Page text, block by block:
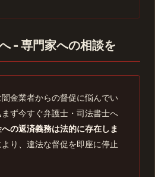
- 専門家への相談を
金業者からの督促に悩んでい
ず今すぐ弁護士・司法書士へ
の返済義務は法的に存在しま
り、違法な督促を即座に停止